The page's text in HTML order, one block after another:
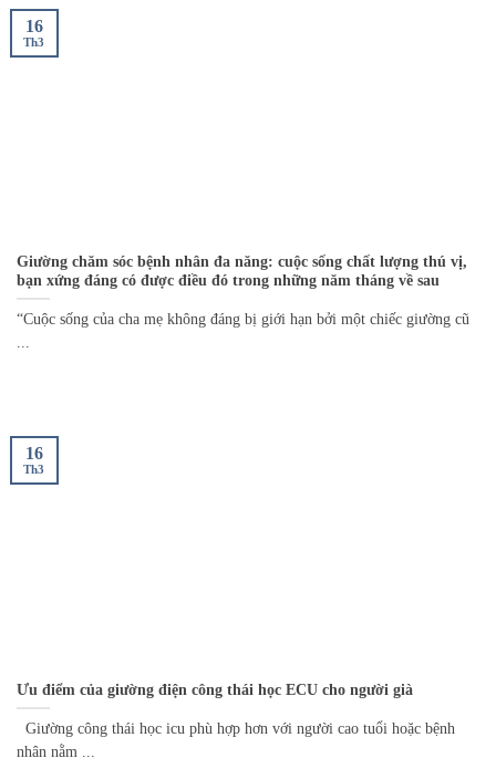
Giường chăm sóc bệnh nhân đa năng: cuộc sống chất lượng thú vị,
bạn xứng đáng có được điều đó trong những năm tháng về sau
“Cuộc sống của cha mẹ không đáng bị giới hạn bởi một chiếc giường cũ
16
Th3
Ưu điểm của giường điện công thái học ECU cho người già
Giường công thái học icu phù hợp hơn với người cao tuổi hoặc bệnh
nhân nằm ...
16
Th3